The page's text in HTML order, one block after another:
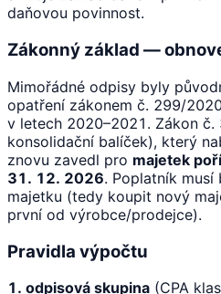
daňovou povinnost.
Zákonný základ —
Mimořádné odpisy byly
opatření zákonem č. 299/
v letech 2020–2021. Zákon
konsolidační balíček), který
znovu zavedl pro majetek
31. 12. 2026. Poplatník
majetku (tedy koupit nový
první od výrobce/prodejce).
Pravidla výpočtu
1. odpisová skupina (CPA